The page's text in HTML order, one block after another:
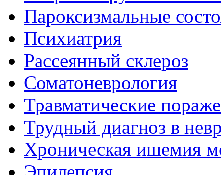
Пароксизмальные
Психиатрия
Рассеянный склероз
Соматоневрология
Травматические
Трудный диагноз в
Хроническая ишемия